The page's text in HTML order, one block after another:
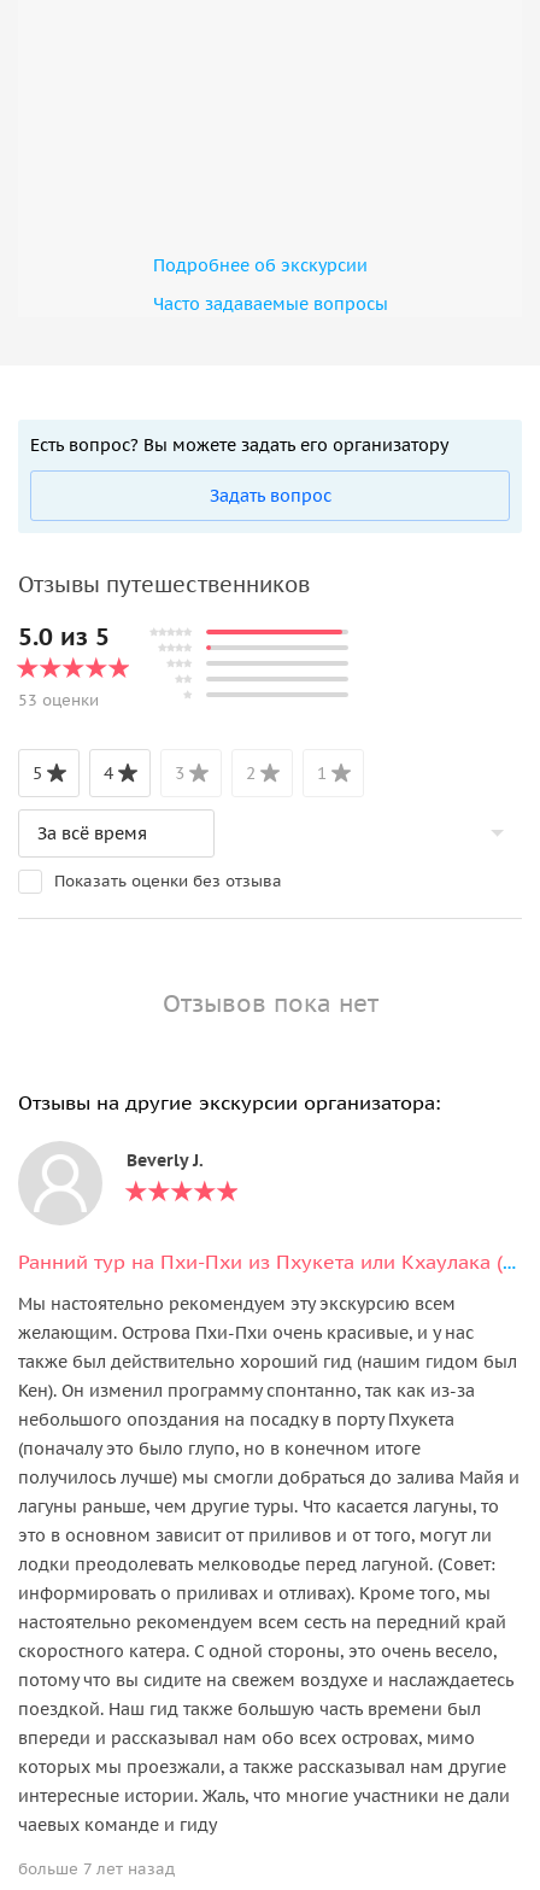
Подробнее об экскурсии
Часто задаваемые вопросы
Есть вопрос? Вы можете задать его организатору
Задать вопрос
Отзывы путешественников
5.0 из 5
53 оценки
5 4 3 2 1
Показать оценки без отзыва
Отзывов пока нет
Отзывы на другие экскурсии организатора:
Beverly J.
Ранний тур на Пхи-Пхи из Пхукета или Кхаулака (на английском языке)
Мы настоятельно рекомендуем эту экскурсию всем
желающим. Острова Пхи-Пхи очень красивые, и у нас
также был действительно хороший гид (нашим гидом был
Кен). Он изменил программу спонтанно, так как из-за
небольшого опоздания на посадку в порту Пхукета
(поначалу это было глупо, но в конечном итоге
получилось лучше) мы смогли добраться до залива Майя и
лагуны раньше, чем другие туры. Что касается лагуны, то
это в основном зависит от приливов и от того, могут ли
лодки преодолевать мелководье перед лагуной. (Совет:
информировать о приливах и отливах). Кроме того, мы
настоятельно рекомендуем всем сесть на передний край
скоростного катера. С одной стороны, это очень весело,
потому что вы сидите на свежем воздухе и наслаждаетесь
поездкой. Наш гид также большую часть времени был
впереди и рассказывал нам обо всех островах, мимо
которых мы проезжали, а также рассказывал нам другие
интересные истории. Жаль, что многие участники не дали
чаевых команде и гиду
больше 7 лет назад